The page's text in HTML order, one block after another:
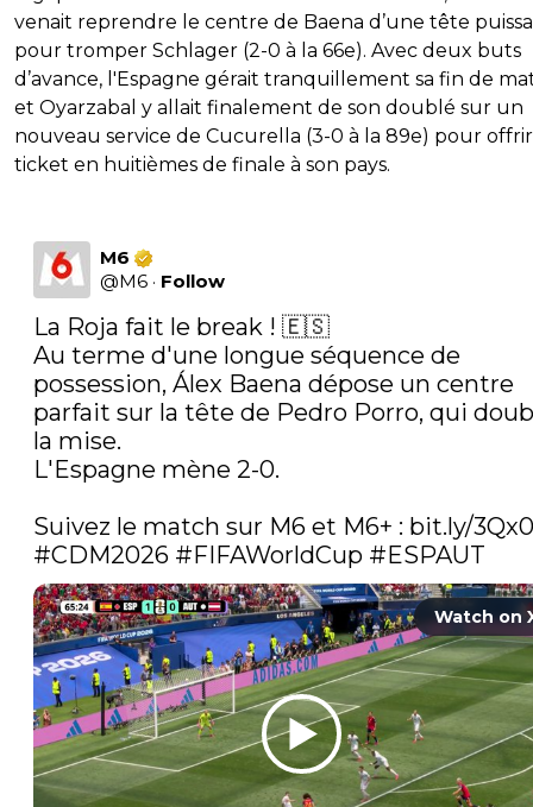
venait reprendre le centre de Baena d’une tête
pour tromper Schlager (2-0 à la 66e). Avec deux buts
d’avance, l'Espagne gérait tranquillement sa fin de
et Oyarzabal y allait finalement de son doublé sur un
nouveau service de Cucurella (3-0 à la 89e) pour
ticket en huitièmes de finale à son pays.
M6
@M6 · Follow
La Roja fait le break ! 🇪🇸
Au terme d'une longue séquence de
possession, Álex Baena dépose un centre
parfait sur la tête de Pedro Porro, qui
la mise.
L'Espagne mène 2-0.
Suivez le match sur M6 et M6+ : bit.ly/
#CDM2026 #FIFAWorldCup #ESPAUT
Watch on